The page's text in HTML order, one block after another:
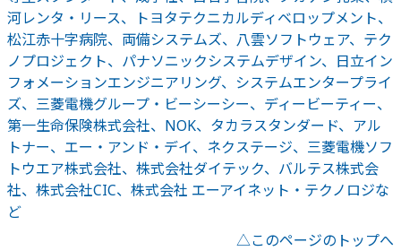
河レンタ・リース、トヨタテクニカルディベロップメント、
松江赤十字病院、両備システムズ、八雲ソフトウェア、テク
ノプロジェクト、パナソニックシステムデザイン、日立イン
フォメーションエンジニアリング、システムエンタープライ
ズ、三菱電機グループ・ビーシーシー、ディービーティー、
第一生命保険株式会社、NOK、タカラスタンダード、アル
トナー、エー・アンド・デイ、ネクステージ、三菱電機ソフ
トウエア株式会社、株式会社ダイテック、バルテス株式会
社、株式会社CIC、株式会社 エーアイネット・テクノロジな
ど
△このページのトップへ